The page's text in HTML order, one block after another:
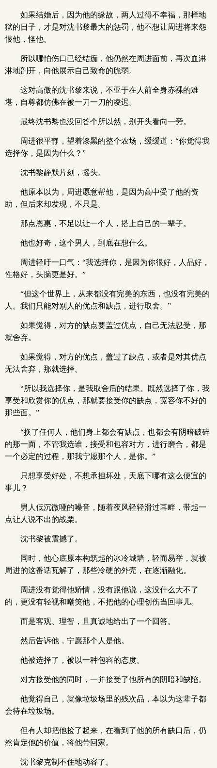
如果结婚后，因为他的缘故，两人过得不幸福，那样地
狱的日子，才是对沈书黎最大的惩罚，他不想让周进将来怨
恨他，怪他。
所以哪怕伤口已经结痂，他仍然在周进面前，再次血淋
淋地剖开，向他展示自己致命的脆弱。
这对高傲的沈书黎来说，不亚于在人前全身赤裸的难
堪，自尊都仿佛在被一刀一刀的凌迟。
最终沈书黎也没回答个所以然，别开头看向一旁。
周进很平静，望着漆黑的整个农场，缓缓道：“你觉得我
选择你，是因为什么？”
沈书黎静默片刻，摇头。
他原本以为，周进愿意帮他，是因为高中受了他的资
助，但后来却发现，不只是。
那点恩惠，不足以让一个人，搭上自己的一辈子。
他也好奇，这个男人，到底在想什么。
周进轻吁一口气：“我选择你，是因为你很好，人品好，
性格好，头脑更是好。”
“但这个世界上，从来都没有完美的东西，也没有完美的
人。我们只能对别人的优点和缺点，进行取舍。”
如果觉得，对方的缺点要盖过优点，自己无法忍受，那
就舍弃。
如果觉得，对方的优点，盖过了缺点，或者是对其优点
无法舍弃，那就选择。
“所以我选择你，是我取舍后的结果。既然选择了你，我
享受和欣赏你的优点，那就要接受你的缺点，宽容你不好的
那些面。”
“换了任何人，他们身上都会有缺点，也都会有阴暗破碎
的那一面，不管我选谁，接受和包容对方，进行磨合，都是
一个必定的过程，那我宁愿那个人，是你。”
只想享受好处，不想承担坏处，天底下哪有这么便宜的
事儿？
男人低沉微哑的嗓音，随着夜风轻轻滑过耳畔，带起一
点让人说不出的战栗。
沈书黎被震撼了。
同时，他心底原本构筑起的冰冷城墙，轻而易举，就被
周进的这番话瓦解了，那些冷硬的外壳，在逐渐融化。
周进没有觉得他矫情，没有跟他说，这没什么大不了
的，更没有轻视和嘲笑他，不把他的心理创伤当回事儿。
而是客观、理智，且真诚地给出了一个回答。
然后告诉他，宁愿那个人是他。
他被选择了，被以一种包容的态度。
对方接受他的同时，一并接受了他所有的阴暗和缺陷。
他觉得自己，就像垃圾场里的残次品，本以为这辈子都
会待在垃圾场。
但有人却把他捡了起来，在看到了他的所有缺口后，仍
然肯定他的价值，将他带回家。
沈书黎克制不住地动容了。